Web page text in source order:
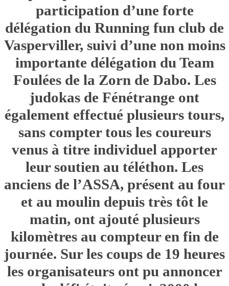
participation d’une forte
délégation du Running fun club de
Vasperviller, suivi d’une non moins
importante délégation du Team
Foulées de la Zorn de Dabo. Les
judokas de Fénétrange ont
également effectué plusieurs tours,
sans compter tous les coureurs
venus à titre individuel apporter
leur soutien au téléthon. Les
anciens de l’ASSA, présent au four
et au moulin depuis très tôt le
matin, ont ajouté plusieurs
kilomètres au compteur en fin de
journée. Sur les coups de 19 heures
les organisateurs ont pu annoncer